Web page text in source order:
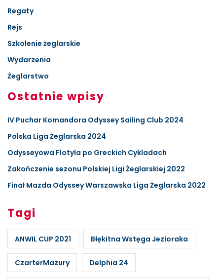
Regaty
Rejs
Szkolenie żeglarskie
Wydarzenia
Żeglarstwo
Ostatnie wpisy
IV Puchar Komandora Odyssey Sailing Club 2024
Polska Liga Żeglarska 2024
Odysseyowa Flotyla po Greckich Cykladach
Zakończenie sezonu Polskiej Ligi Żeglarskiej 2022
Finał Mazda Odyssey Warszawska Liga Żeglarska 2022
Tagi
ANWIL CUP 2021 Błękitna Wstęga Jezioraka
CzarterMazury Delphia 24